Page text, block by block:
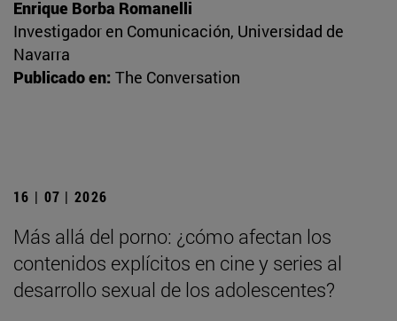
Enrique Borba Romanelli
Investigador en Comunicación, Universidad de
Navarra
Publicado en: The Conversation
16 | 07 | 2026
Más allá del porno: ¿cómo afectan los
contenidos explícitos en cine y series al
desarrollo sexual de los adolescentes?